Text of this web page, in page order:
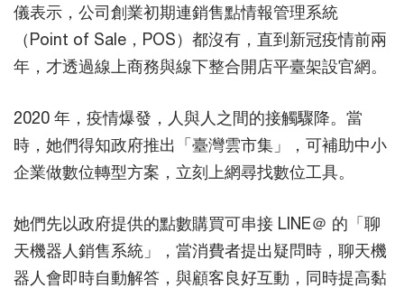
儀表示，公司創業初期連銷售點情報管理系統
（Point of Sale，POS）都沒有，直到新冠疫情前兩
年，才透過線上商務與線下整合開店平臺架設官網。
2020 年，疫情爆發，人與人之間的接觸驟降。當
時，她們得知政府推出「臺灣雲市集」，可補助中小
企業做數位轉型方案，立刻上網尋找數位工具。
她們先以政府提供的點數購買可串接 LINE＠ 的「聊
天機器人銷售系統」，當消費者提出疑問時，聊天機
器人會即時自動解答，與顧客良好互動，同時提高黏